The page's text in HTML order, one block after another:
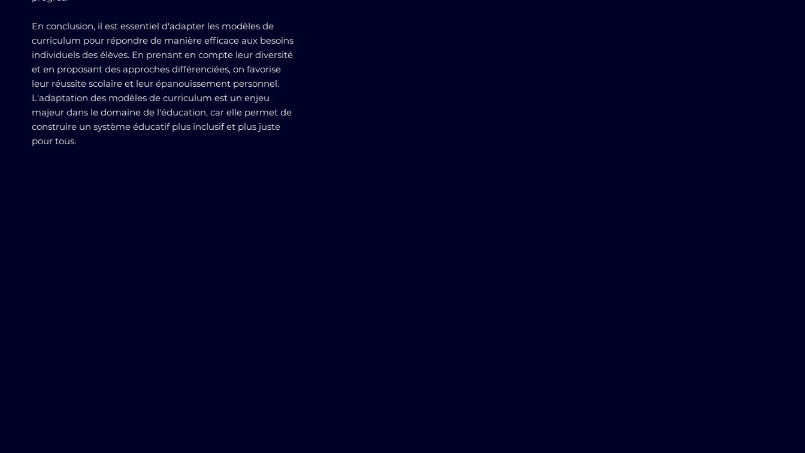
En conclusion, il est essentiel d'adapter les modèles de
curriculum pour répondre de manière efficace aux besoins
individuels des élèves. En prenant en compte leur diversité
et en proposant des approches différenciées, on favorise
leur réussite scolaire et leur épanouissement personnel.
L'adaptation des modèles de curriculum est un enjeu
majeur dans le domaine de l'éducation, car elle permet de
construire un système éducatif plus inclusif et plus juste
pour tous.